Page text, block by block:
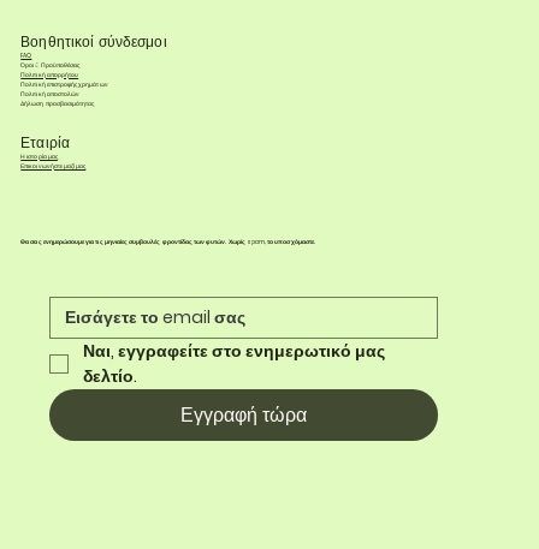
Βοηθητικοί σύνδεσμοι
FAQ
Όροι & Προϋποθέσεις
Πολιτική απορρήτου
Πολιτική επιστροφής χρημάτων
Πολιτική αποστολών
Δήλωση προσβασιμότητας
Εταιρία
Η ιστορία μας
Επικοινωνήστε μαζί μας
Θα σας ενημερώσουμε για τις μηνιαίες συμβουλές φροντίδας των φυτών. Χωρίς spam, το υποσχόμαστε.
Ναι, εγγραφείτε στο ενημερωτικό μας
δελτίο.
Εγγραφή τώρα